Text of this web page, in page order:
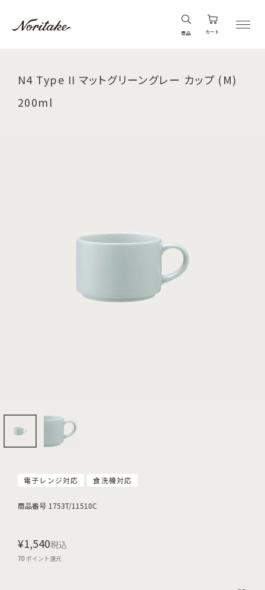
商品 カート
N4 Type II マットグリーングレー カップ (M)
200ml
電子レンジ対応 食洗機対応
商品番号 1753T/11510C
¥1,540税込
70ポイント還元